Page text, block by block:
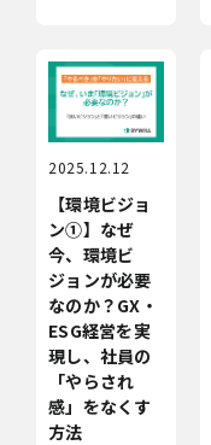
2025.12.12
【環境ビジョ
ン①】なぜ
今、環境ビ
ジョンが必要
なのか？GX・
ESG経営を実
現し、社員の
「やらされ
感」をなくす
方法